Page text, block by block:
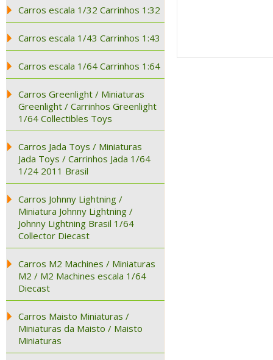
Carros escala 1/32 Carrinhos 1:32
Carros escala 1/43 Carrinhos 1:43
Carros escala 1/64 Carrinhos 1:64
Carros Greenlight / Miniaturas
Greenlight / Carrinhos Greenlight
1/64 Collectibles Toys
Carros Jada Toys / Miniaturas
Jada Toys / Carrinhos Jada 1/64
1/24 2011 Brasil
Carros Johnny Lightning /
Miniatura Johnny Lightning /
Johnny Lightning Brasil 1/64
Collector Diecast
Carros M2 Machines / Miniaturas
M2 / M2 Machines escala 1/64
Diecast
Carros Maisto Miniaturas /
Miniaturas da Maisto / Maisto
Miniaturas